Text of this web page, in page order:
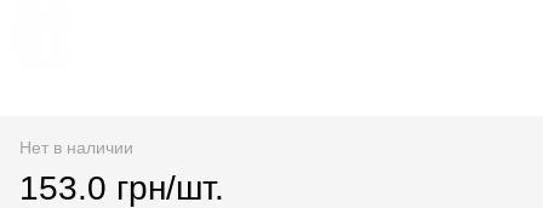
Нет в наличии
153.0 грн/шт.